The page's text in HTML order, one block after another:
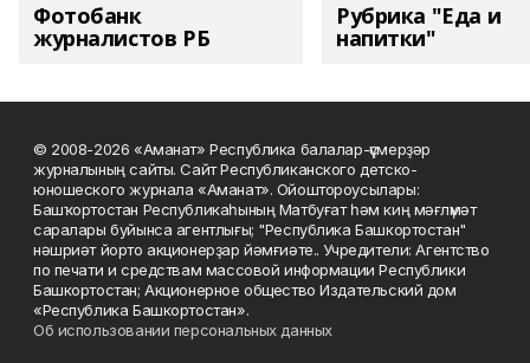
Фотобанк
журналистов РБ
Рубрика "Еда и
напитки"
© 2008-2026 «Аманат» Республика балалар-үҫмерҙәр
журналының сайты. Сайт Республиканского детско-
юношеского журнала «Аманат». Ойоштороусылары:
Башҡортостан Республикаһының Матбуғат һәм киң мәғлүмәт
саралары буйынса агентлығы; "Республика Башкортостан"
нәшриәт йорто акционерҙар йәмғиәте.. Учредители: Агентство
по печати и средствам массовой информации Республики
Башкортостан; Акционерное общество Издательский дом
«Республика Башкортостан».
Об использовании персональных данных